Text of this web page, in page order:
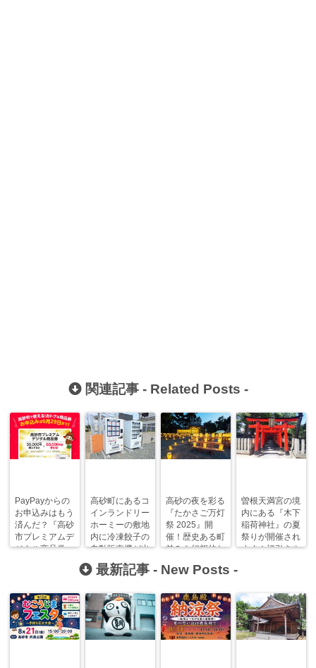
関連記事 - Related Posts -
PayPayからの
お申込みはもう
済んだ？『高砂
市プレミアムデ
ジタル商品券』
高砂町にあるコ
インランドリー
ホーミーの敷地
内に冷凍餃子の
自動販売機が出
現してる！
高砂の夜を彩る
『たかさご万灯
祭 2025』開
催！歴史ある町
並みを幻想的な
曽根天満宮の境
内にある『木下
稲荷神社』の夏
祭りが開催され
ます！福引きや
最新記事 - New Posts -